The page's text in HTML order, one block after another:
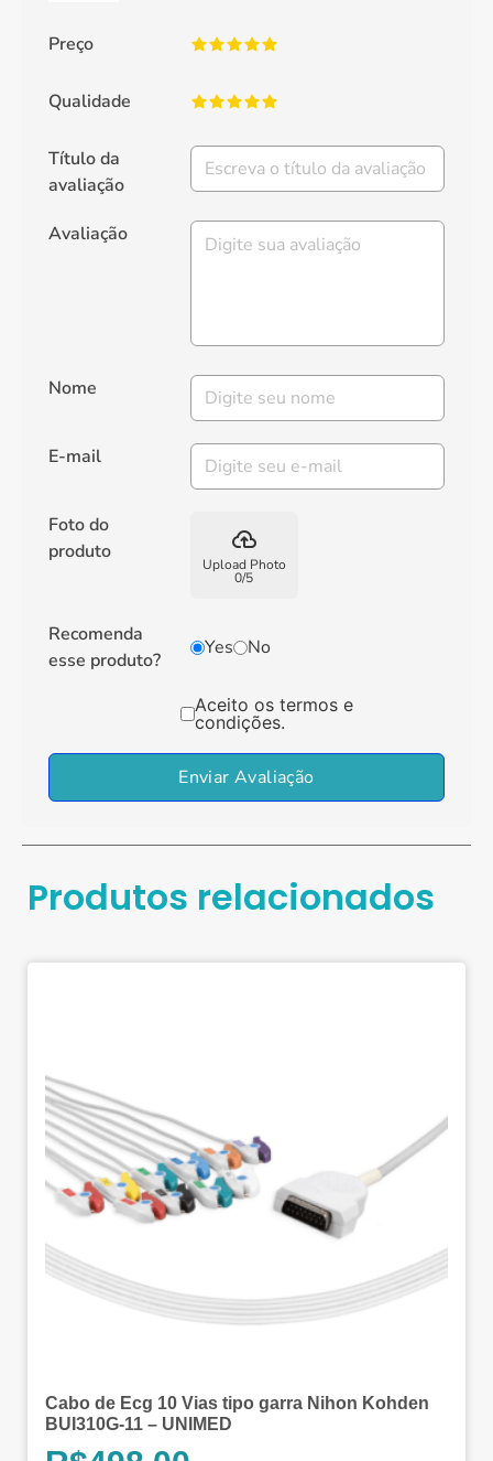
Preço
Qualidade
Título da
avaliação
Avaliação
Nome
E-mail
Foto do
produto
backup
Upload Photo
0/5
Recomenda
esse produto?
Yes No
Aceito os termos e
condições.
Enviar Avaliação
Produtos relacionados
Cabo de Ecg 10 Vias tipo garra Nihon Kohden
BUI310G-11 – UNIMED